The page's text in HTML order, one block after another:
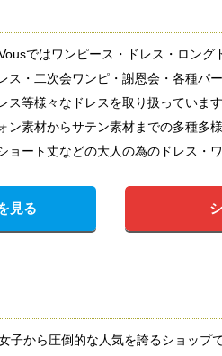
ではワンピース・ドレス・ロング
ス・二次会ワンピ・謝恩会・各種パ
ス等様々なドレスを取り扱っていま
ン素材からサテン素材までの多種多
ョート丈などの大人の為のドレス・
見る
子から圧倒的な人気を誇るショップ